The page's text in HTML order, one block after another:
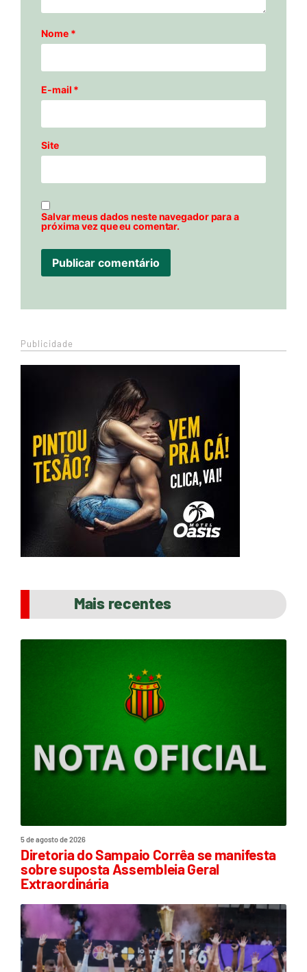
Nome *
E-mail *
Site
Salvar meus dados neste navegador para a
próxima vez que eu comentar.
Publicidade
Mais recentes
5 de agosto de 2026
Diretoria do Sampaio Corrêa se manifesta
sobre suposta Assembleia Geral
Extraordinária